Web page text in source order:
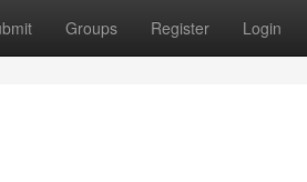
Groups Register Login